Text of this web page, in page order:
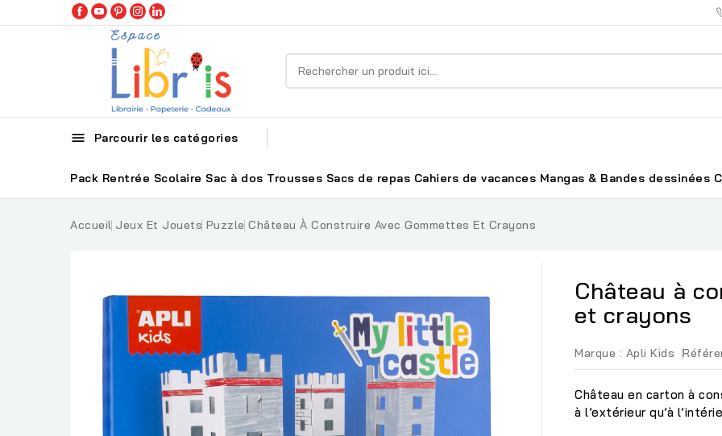
 Parcourir les catégories
Pack Rentrée Scolaire Sac à dos Trousses Sacs de repas Cahiers de vacances Mangas & Bandes dessinées
Accueil Jeux Et Jouets Puzzle Château À Construire Avec Gommettes Et Crayons
Château à
et crayons
Marque : Apli Kids
Château en carton à
à l’extérieur qu’à